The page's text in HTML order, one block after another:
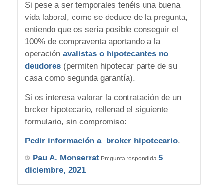
Si pese a ser temporales tenéis una buena
vida laboral, como se deduce de la pregunta,
entiendo que os sería posible conseguir el
100% de compraventa aportando a la
operación avalistas o hipotecantes no
deudores(permiten hipotecar parte de su
casa como segunda garantía).
Si os interesa valorar la contratación de un
broker hipotecario, rellenad el siguiente
formulario, sin compromiso:
Pedir información a broker hipotecario.
Pau A. MonserratPregunta respondida 5
diciembre, 2021